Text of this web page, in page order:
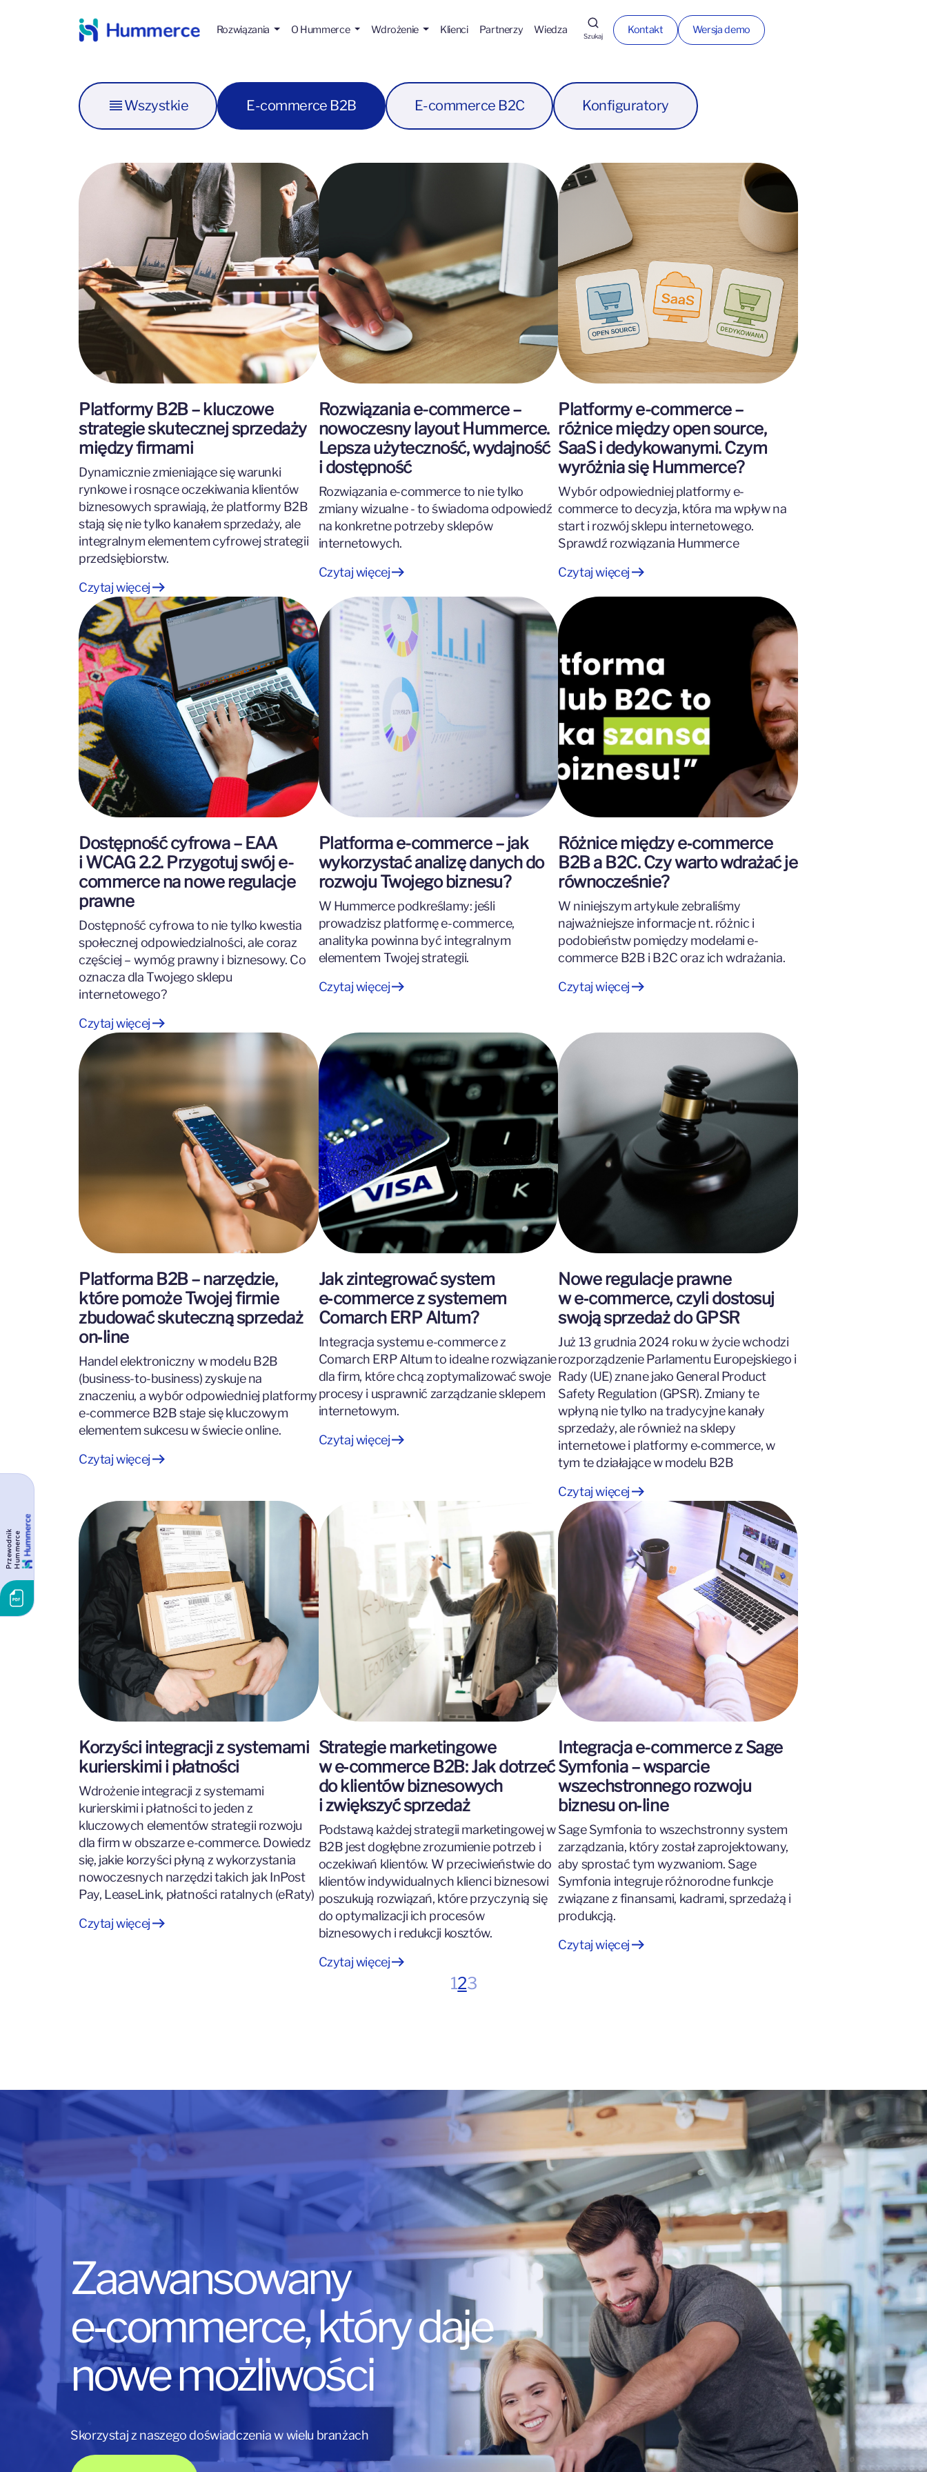
Rozwiązania O Hummerce Wdrożenie Klienci Partnerzy Wiedza
Szukaj
Kontakt Wersja demo
Wszystkie E-commerce B2B E-commerce B2C Konfiguratory
Platformy B2B – kluczowe
strategie skutecznej sprzedaży
między firmami
Dynamicznie zmieniające się warunki
rynkowe i rosnące oczekiwania klientów
biznesowych sprawiają, że platformy B2B
stają się nie tylko kanałem sprzedaży, ale
integralnym elementem cyfrowej strategii
przedsiębiorstw.
Czytaj więcej
Rozwiązania e-commerce –
nowoczesny layout Hummerce.
Lepsza użyteczność, wydajność
i dostępność
Rozwiązania e-commerce to nie tylko
zmiany wizualne - to świadoma odpowiedź
na konkretne potrzeby sklepów
internetowych.
Czytaj więcej
Platformy e-commerce –
różnice między open source,
SaaS i dedykowanymi. Czym
wyróżnia się Hummerce?
Wybór odpowiedniej platformy e-
commerce to decyzja, która ma wpływ na
start i rozwój sklepu internetowego.
Sprawdź rozwiązania Hummerce
Czytaj więcej
Dostępność cyfrowa – EAA
i WCAG 2.2. Przygotuj swój e-
commerce na nowe regulacje
prawne
Dostępność cyfrowa to nie tylko kwestia
społecznej odpowiedzialności, ale coraz
częściej – wymóg prawny i biznesowy. Co
oznacza dla Twojego sklepu
internetowego?
Czytaj więcej
Platforma e-commerce – jak
wykorzystać analizę danych do
rozwoju Twojego biznesu?
W Hummerce podkreślamy: jeśli
prowadzisz platformę e-commerce,
analityka powinna być integralnym
elementem Twojej strategii.
Czytaj więcej
Różnice między e‑commerce
B2B a B2C. Czy warto wdrażać je
równocześnie?
W niniejszym artykule zebraliśmy
najważniejsze informacje nt. różnic i
podobieństw pomiędzy modelami e-
commerce B2B i B2C oraz ich wdrażania.
Czytaj więcej
Platforma B2B – narzędzie,
które pomoże Twojej firmie
zbudować skuteczną sprzedaż
on‑line
Handel elektroniczny w modelu B2B
(business-to-business) zyskuje na
znaczeniu, a wybór odpowiedniej platformy
e-commerce B2B staje się kluczowym
elementem sukcesu w świecie online.
Czytaj więcej
Jak zintegrować system
e‑commerce z systemem
Comarch ERP Altum?
Integracja systemu e-commerce z
Comarch ERP Altum to idealne rozwiązanie
dla firm, które chcą zoptymalizować swoje
procesy i usprawnić zarządzanie sklepem
internetowym.
Czytaj więcej
Nowe regulacje prawne
w e‑commerce, czyli dostosuj
swoją sprzedaż do GPSR
Już 13 grudnia 2024 roku w życie wchodzi
rozporządzenie Parlamentu Europejskiego i
Rady (UE) znane jako General Product
Safety Regulation (GPSR). Zmiany te
wpłyną nie tylko na tradycyjne kanały
sprzedaży, ale również na sklepy
internetowe i platformy e‑commerce, w
tym te działające w modelu B2B
Czytaj więcej
Korzyści integracji z systemami
kurierskimi i płatności
Wdrożenie integracji z systemami
kurierskimi i płatności to jeden z
kluczowych elementów strategii rozwoju
dla firm w obszarze e-commerce. Dowiedz
się, jakie korzyści płyną z wykorzystania
nowoczesnych narzędzi takich jak InPost
Pay, LeaseLink, płatności ratalnych (eRaty)
Czytaj więcej
Strategie marketingowe
w e‑commerce B2B: Jak dotrzeć
do klientów biznesowych
i zwiększyć sprzedaż
Podstawą każdej strategii marketingowej w
B2B jest dogłębne zrozumienie potrzeb i
oczekiwań klientów. W przeciwieństwie do
klientów indywidualnych klienci biznesowi
poszukują rozwiązań, które przyczynią się
do optymalizacji ich procesów
biznesowych i redukcji kosztów.
Czytaj więcej
Integracja e-commerce z Sage
Symfonia – wsparcie
wszechstronnego rozwoju
biznesu on‑line
Sage Symfonia to wszechstronny system
zarządzania, który został zaprojektowany,
aby sprostać tym wyzwaniom. Sage
Symfonia integruje różnorodne funkcje
związane z finansami, kadrami, sprzedażą i
produkcją.
Czytaj więcej
123
Zaawansowany
e‑commerce, który daje
nowe możliwości
Skorzystaj z naszego doświadczenia w wielu branżach
P
r
z
e
w
o
d
n
i
k
H
u
m
m
e
r
ce